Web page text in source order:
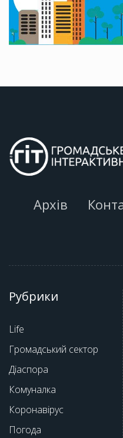
Архів
Рубрики
Life
Громадський сектор
Діаспора
Комуналка
Коронавірус
Погода